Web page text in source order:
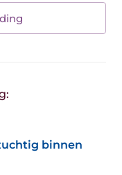
binnen